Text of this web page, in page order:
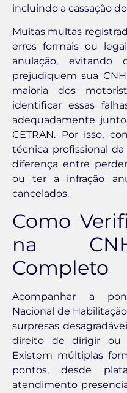
incluindo a cassação
Muitas multas
erros formais ou
anulação, evitando
prejudiquem sua
maioria dos
identificar essas
adequadamente
CETRAN. Por isso,
técnica profissional
diferença entre
ou ter a infração
cancelados.
Como
na
Completo
Acompanhar a
Nacional de
surpresas
direito de dirigir ou
Existem múltiplas
pontos, desde
atendimento